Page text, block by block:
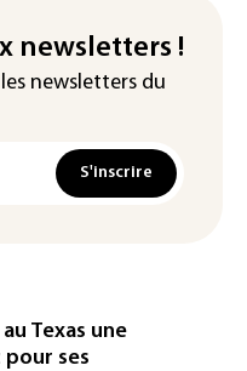
newsletters !
newsletters du
S'inscrire
Texas une
pour ses